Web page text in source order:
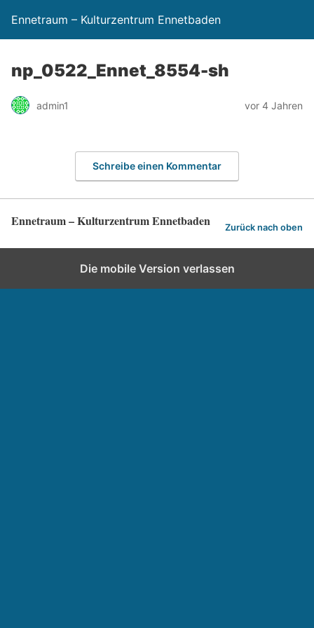
Ennetraum – Kulturzentrum Ennetbaden
np_0522_Ennet_8554-sh
admin1 vor 4 Jahren
Schreibe einen Kommentar
Ennetraum – Kulturzentrum Ennetbaden Zurück nach oben
Die mobile Version verlassen